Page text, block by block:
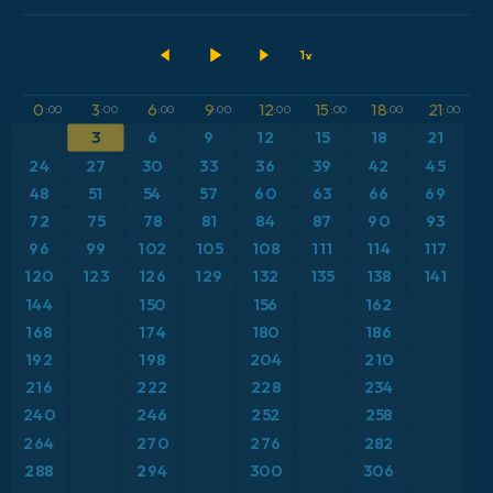
ICON Alemania 2 km
Caribe
Escandinavia
Estados Unidos
Europa
Francia
Anomalía de temperatura a 2 m
Anomalía de temperatura a 850 hPa
CAPE
Presión
Punto de rocío a 2 m
Ráfagas de Viento Máximas
0 :00 3:00 6:00 9:00 12:00 15 :00 18:00 21:00
3 6 9 12 15 18
21
24
27 30 33 36 39 42
45
48
51 54 57 60 63 66
69
72
75 78 81 84 87 90 93
96 99 102 105 108 111 114 117
120 123 126 129 132 135 138
141
144
150 156
162
168
174 180
186
192
198 204 210
216 222 228 234
240 246 252
258
264
270 276
282
288
294 300
306